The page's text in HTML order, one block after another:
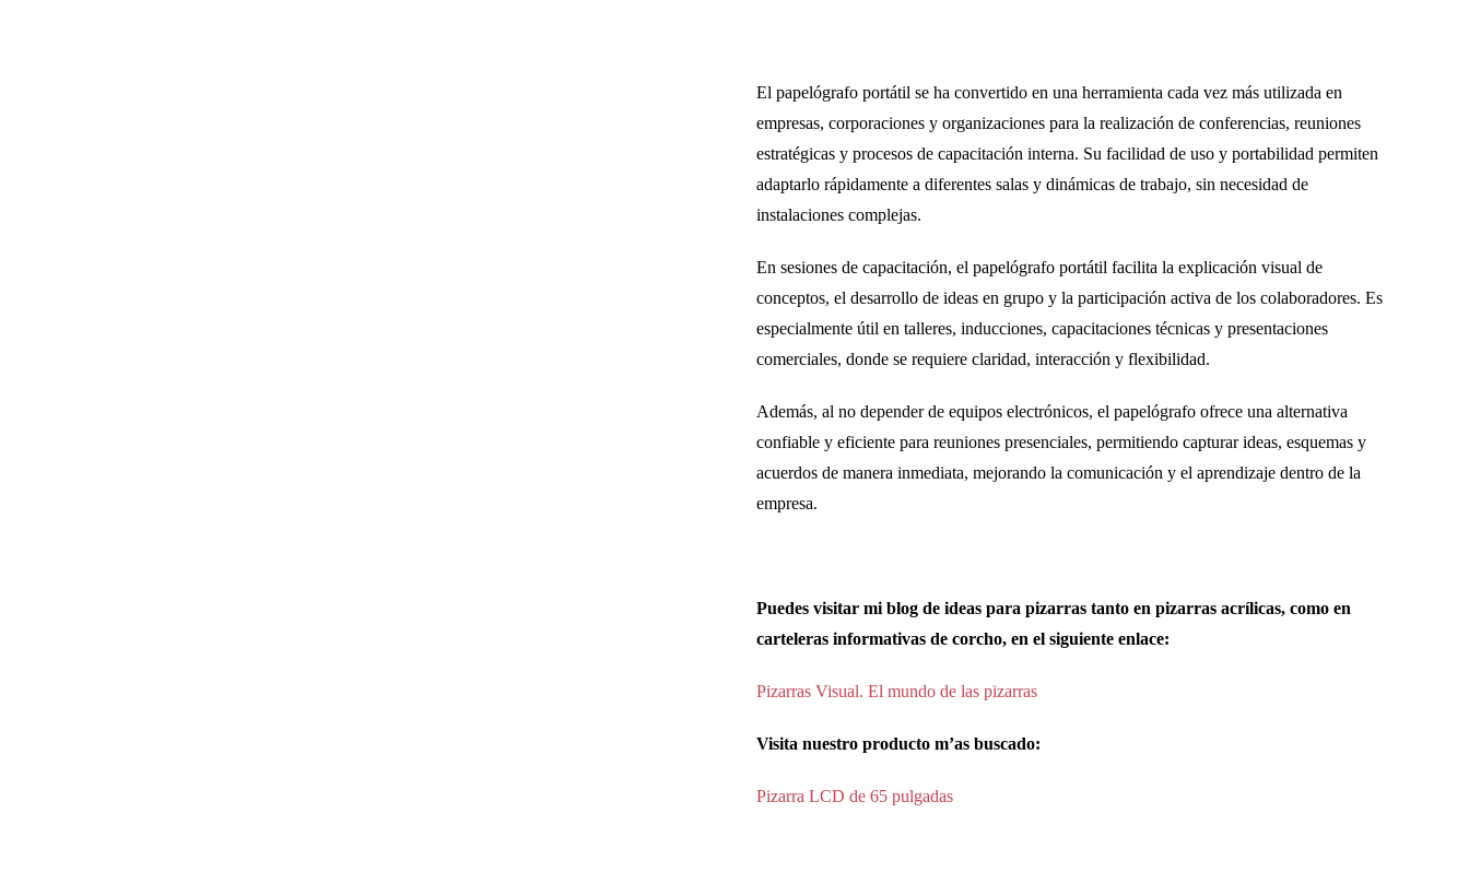
El papelógrafo portátil se ha convertido en una herramienta cada vez más utilizada en
empresas, corporaciones y organizaciones para la realización de conferencias, reuniones
estratégicas y procesos de capacitación interna. Su facilidad de uso y portabilidad permiten
adaptarlo rápidamente a diferentes salas y dinámicas de trabajo, sin necesidad de
instalaciones complejas.
En sesiones de capacitación, el papelógrafo portátil facilita la explicación visual de
conceptos, el desarrollo de ideas en grupo y la participación activa de los colaboradores. Es
especialmente útil en talleres, inducciones, capacitaciones técnicas y presentaciones
comerciales, donde se requiere claridad, interacción y flexibilidad.
Además, al no depender de equipos electrónicos, el papelógrafo ofrece una alternativa
confiable y eficiente para reuniones presenciales, permitiendo capturar ideas, esquemas y
acuerdos de manera inmediata, mejorando la comunicación y el aprendizaje dentro de la
empresa.
Puedes visitar mi blog de ideas para pizarras tanto en pizarras acrílicas, como en
carteleras informativas de corcho, en el siguiente enlace:
Pizarras Visual. El mundo de las pizarras
Visita nuestro producto m’as buscado:
Pizarra LCD de 65 pulgadas